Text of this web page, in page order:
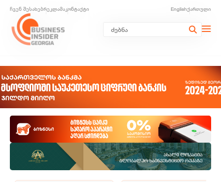
ჩვენ შესახებრეკლამაკონტაქტი Englishქართული